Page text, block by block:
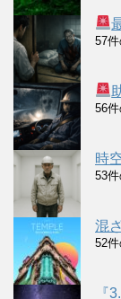
57
56
時
53
混
52
『